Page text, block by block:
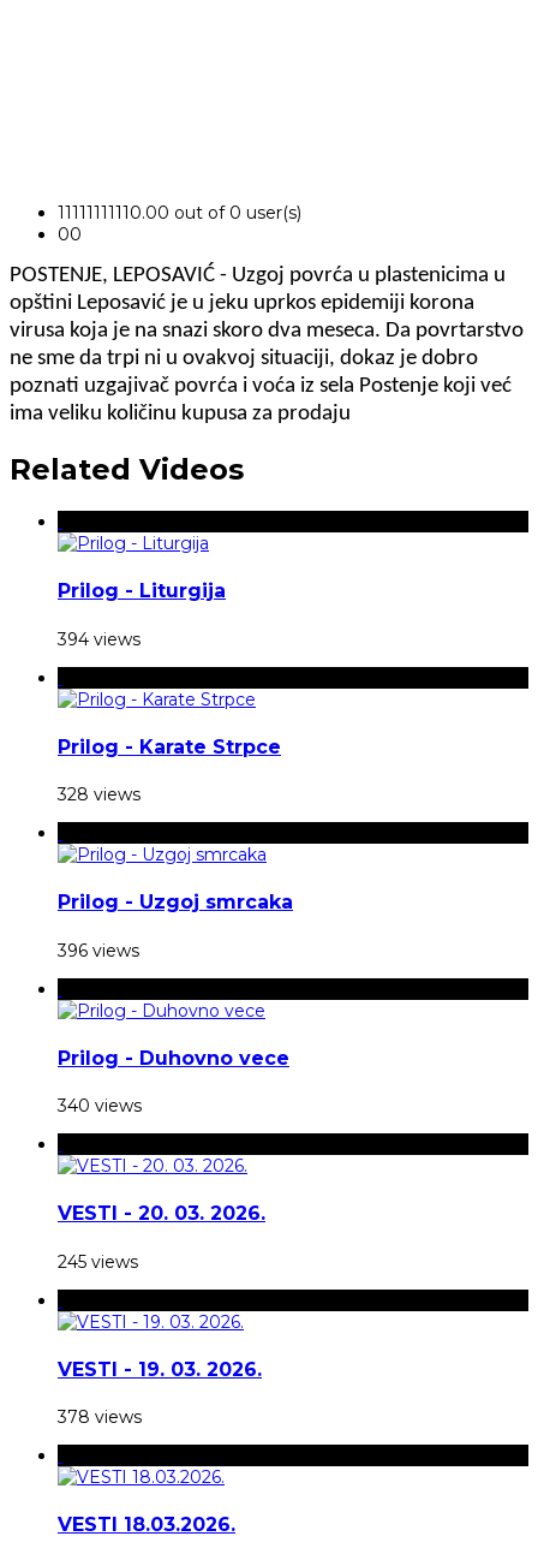
11111111110.00 out of 0 user(s)
00
POSTENJE, LEPOSAVIĆ - Uzgoj povrća u plastenicima u
opštini Leposavić je u jeku uprkos epidemiji korona
virusa koja je na snazi skoro dva meseca. Da povrtarstvo
ne sme da trpi ni u ovakvoj situaciji, dokaz je dobro
poznati uzgajivač povrća i voća iz sela Postenje koji već
ima veliku količinu kupusa za prodaju
Related Videos
Prilog - Liturgija
394 views
Prilog - Karate Strpce
328 views
Prilog - Uzgoj smrcaka
396 views
Prilog - Duhovno vece
340 views
VESTI - 20. 03. 2026.
245 views
VESTI - 19. 03. 2026.
378 views
VESTI 18.03.2026.